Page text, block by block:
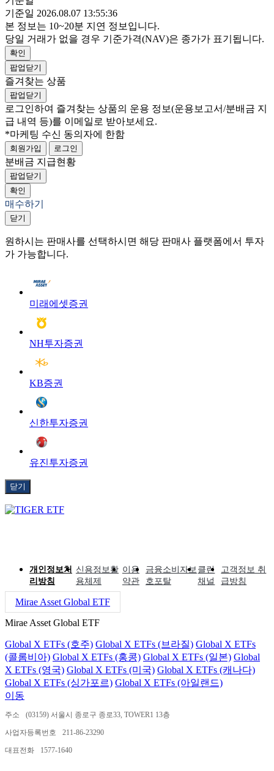
기준일 2026.08.07 13:55:36
본 정보는 10~20분 지연 정보입니다.
당일 거래가 없을 경우 기준가격(NAV)은 종가가 표기됩니다.
확인
팝업닫기
즐겨찾는 상품
팝업닫기
로그인하여 즐겨찾는 상품의 운용 정보(운용보고서/분배금 지
급 내역 등)를 이메일로 받아보세요.
*마케팅 수신 동의자에 한함
회원가입 로그인
분배금 지급현황
팝업닫기
확인
매수하기
닫기
원하시는 판매사를 선택하시면 해당 판매사 플랫폼에서 투자
가 가능합니다.
미래에셋증권
NH투자증권
KB증권
신한투자증권
유진투자증권
닫기
개인정보처
리방침
신용정보활
용체제
이용
약관
금융소비자보
호포탈
클린
채널
고객정보 취
급방침
Mirae Asset Global ETF
Mirae Asset Global ETF
Global X ETFs (호주) Global X ETFs (브라질) Global X ETFs
(콜롬비아) Global X ETFs (홍콩) Global X ETFs (일본) Global
X ETFs (영국) Global X ETFs (미국) Global X ETFs (캐나다)
Global X ETFs (싱가포르) Global X ETFs (아일랜드)
이동
주소 (03159) 서울시 종로구 종로33, TOWER1 13층
사업자등록번호 211-86-23290
대표전화 1577-1640